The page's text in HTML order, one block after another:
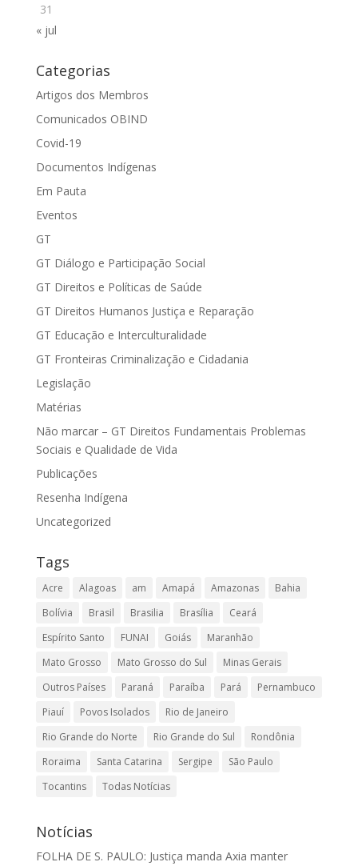
31
« jul
Categorias
Artigos dos Membros
Comunicados OBIND
Covid-19
Documentos Indígenas
Em Pauta
Eventos
GT
GT Diálogo e Participação Social
GT Direitos e Políticas de Saúde
GT Direitos Humanos Justiça e Reparação
GT Educação e Interculturalidade
GT Fronteiras Criminalização e Cidadania
Legislação
Matérias
Não marcar – GT Direitos Fundamentais Problemas
Sociais e Qualidade de Vida
Publicações
Resenha Indígena
Uncategorized
Tags
Acre Alagoas am Amapá Amazonas
Bahia
Bolívia
Brasil Brasilia Brasília
Ceará
Espírito Santo
FUNAI Goiás
Maranhão
Mato Grosso
Mato Grosso do Sul
Minas Gerais
Outros Países
Paraná Paraíba Pará
Pernambuco
Piauí
Povos Isolados
Rio de Janeiro
Rio Grande do Norte
Rio Grande do Sul
Rondônia
Roraima
Santa Catarina Sergipe
São Paulo
Tocantins
Todas Notícias
Notícias
FOLHA DE S. PAULO: Justiça manda Axia manter